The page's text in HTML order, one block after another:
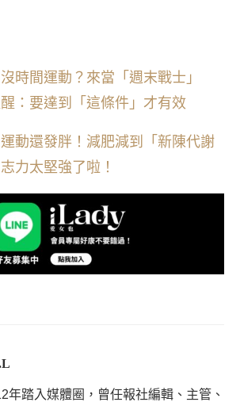
時間運動？來當「週末戰士」
：要達到「這條件」才有效
動還發胖！減肥減到「新陳代謝
力太堅強了啦！
年踏入媒體圈，曾任報社編輯、主管、